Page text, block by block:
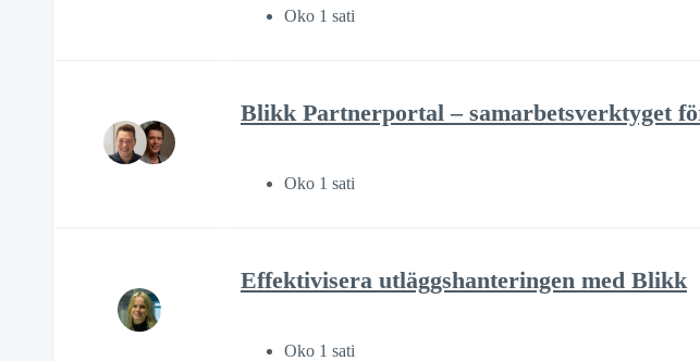
Oko 1 sati
Blikk Partnerportal – samarbetsverktyget
Oko 1 sati
Effektivisera utläggshanteringen med Blikk
Oko 1 sati